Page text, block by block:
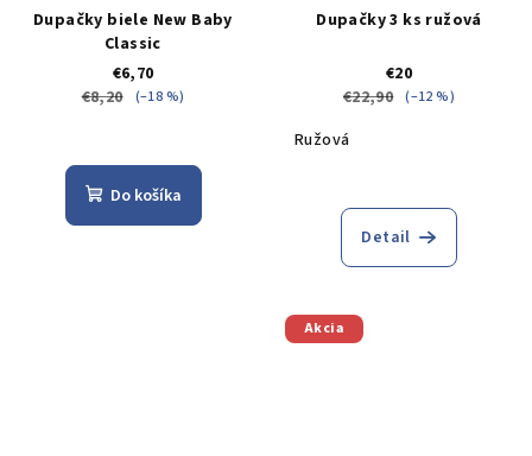
Dupačky biele New Baby
Classic
€6,70
€8,20
(–18 %)
Do košíka
Dupačky 3 ks ružová
€20
€22,90 (–12 %)
Ružová
Detail
Akcia